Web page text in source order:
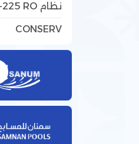
نظام MRS-225 RO
CONSERV